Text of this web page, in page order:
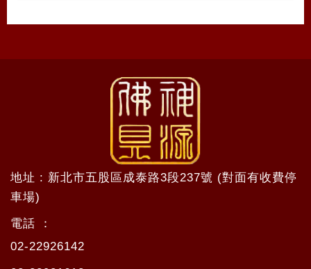
地址 : 新北市五股區成泰路3段237號 (對面有收費停
車場)
電話 ：
02-22926142